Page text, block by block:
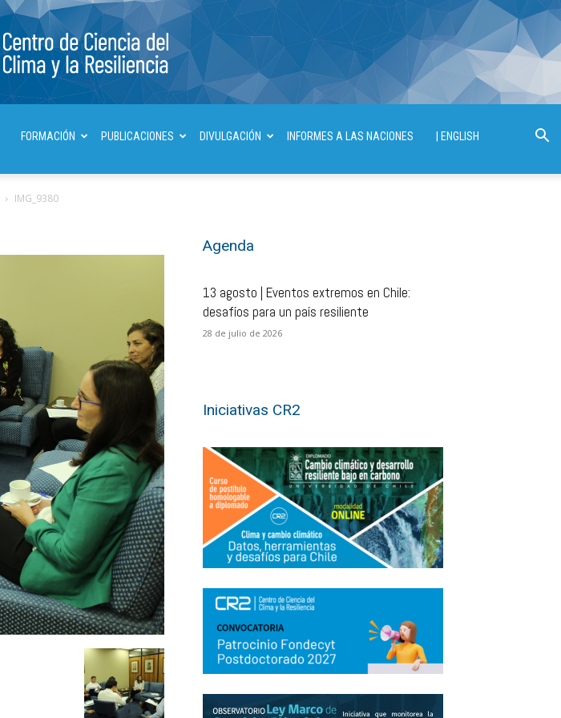
Centro
Ciencia
del
Clima
FORMACIÓN PUBLICACIONES DIVULGACIÓN INFORMES A LAS NACIONES | ENGLISH
IMG_9380
Agenda
13 agosto | Eventos extremos en Chile:
desafíos para un país resiliente
28 de julio de 2026
Iniciativas CR2